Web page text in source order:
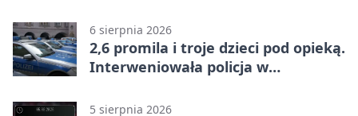
6 sierpnia 2026
2,6 promila i troje dzieci pod opieką.
Interweniowała policja w
5 sierpnia 2026